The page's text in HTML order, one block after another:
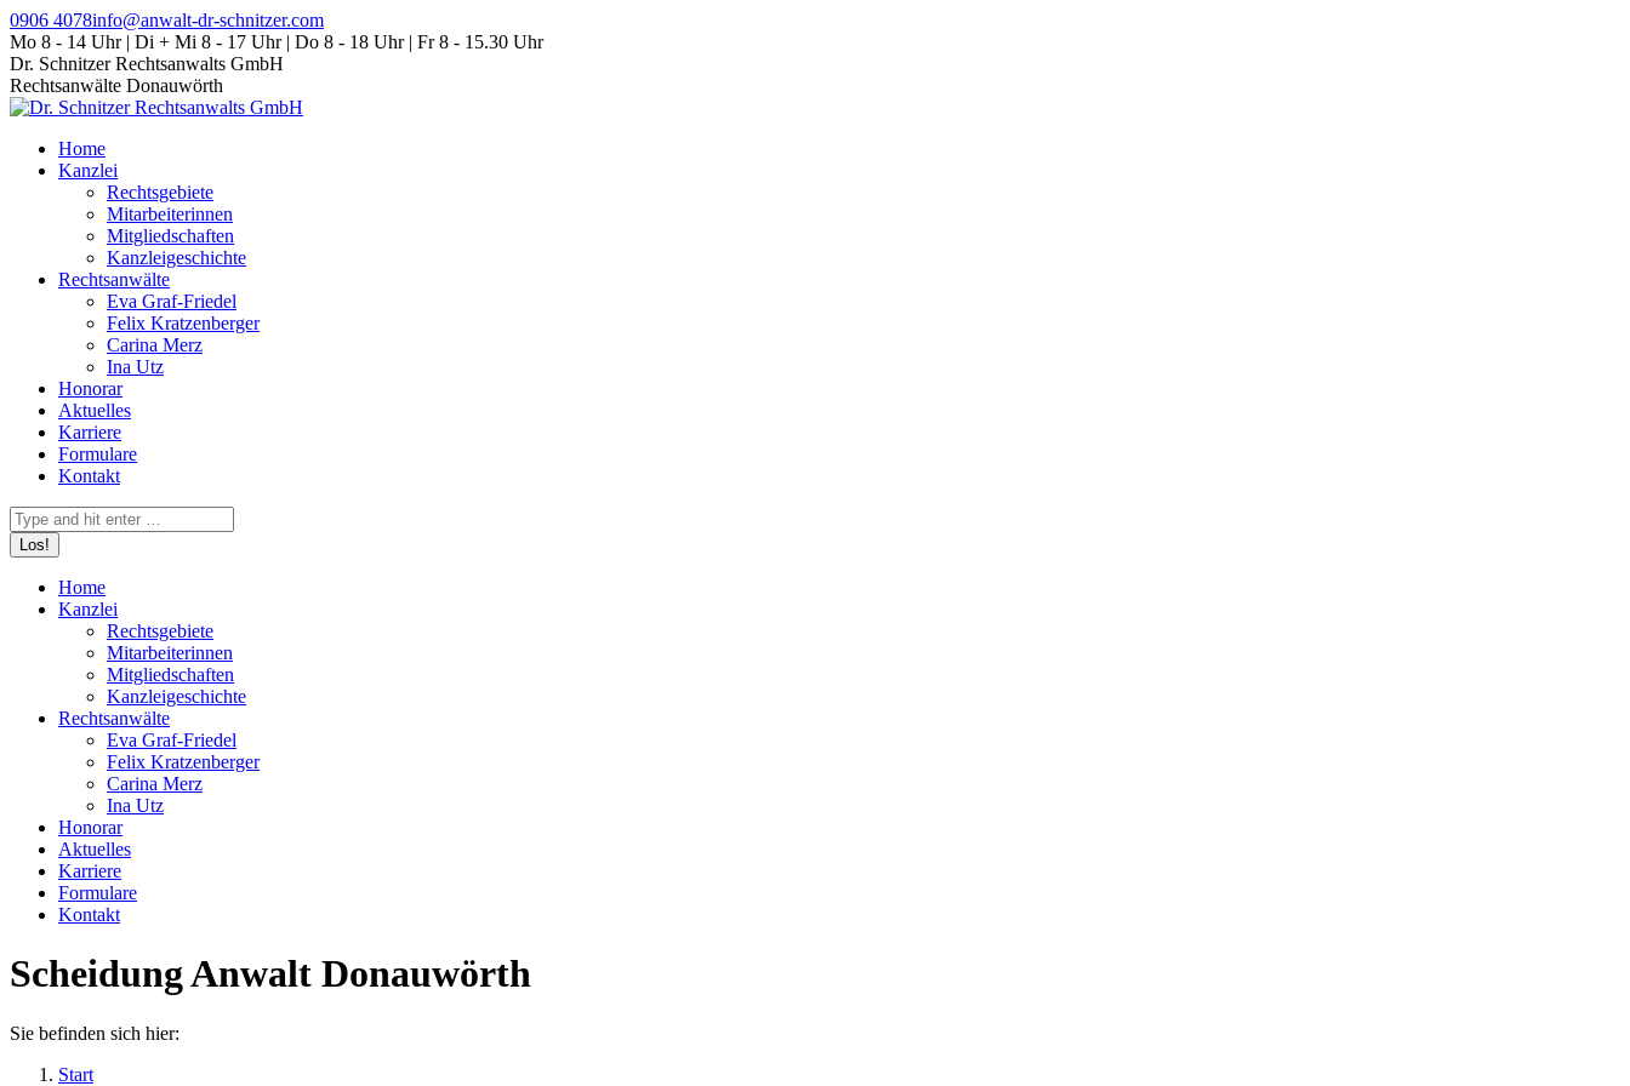
Zum
Inhalt
springen
0906 4078info@anwalt-dr-schnitzer.com
Mo 8 - 14 Uhr | Di + Mi 8 - 17 Uhr | Do 8 - 18 Uhr | Fr 8 - 15.30 Uhr
Dr. Schnitzer Rechtsanwalts GmbH
Rechtsanwälte Donauwörth
Home
Kanzlei
Rechtsgebiete
Mitarbeiterinnen
Mitgliedschaften
Kanzleigeschichte
Rechtsanwälte
Eva Graf-Friedel
Felix Kratzenberger
Carina Merz
Ina Utz
Honorar
Aktuelles
Karriere
Formulare
Kontakt
Search:
Home
Kanzlei
Rechtsgebiete
Mitarbeiterinnen
Mitgliedschaften
Kanzleigeschichte
Rechtsanwälte
Eva Graf-Friedel
Felix Kratzenberger
Carina Merz
Ina Utz
Honorar
Aktuelles
Karriere
Formulare
Kontakt
Scheidung Anwalt Donauwörth
Sie befinden sich hier:
Start